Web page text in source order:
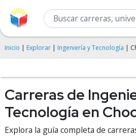
Inicio | Explorar | Ingeniería y Tecnología |
Carreras de
Tecnología en
Explora la guía completa de